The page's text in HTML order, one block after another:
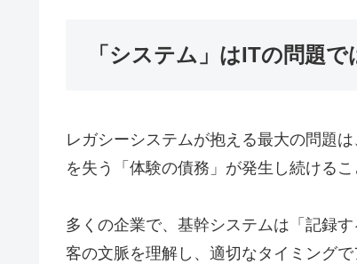
「システム」はITの問題
レガシーシステムが抱える最大の問題
を失う「体験の債務」が発生し続けるこ
多くの企業で、基幹システムは「記録
客の文脈を理解し、適切なタイミング